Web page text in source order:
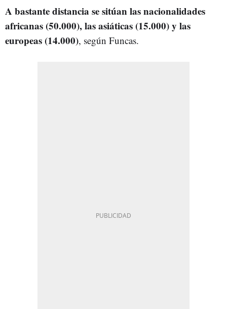
A bastante distancia se sitúan las nacionalidades
africanas (50.000), las asiáticas (15.000) y las
europeas (14.000), según Funcas.